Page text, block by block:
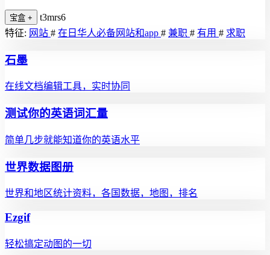
宝盒 +
t3mrs6
特征: 网站 # 在日华人必备网站和app # 兼职 # 有用 # 求职
石墨
在线文档编辑工具，实时协同
测试你的英语词汇量
简单几步就能知道你的英语水平
世界数据图册
世界和地区统计资料，各国数据，地图，排名
Ezgif
轻松搞定动图的一切